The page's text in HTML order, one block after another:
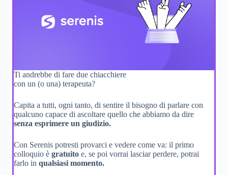
Ti andrebbe di fare due chiacchiere
con un (o una) terapeuta?
Capita a tutti, ogni tanto, di sentire il bisogno di parlare con
qualcuno capace di ascoltare quello che abbiamo da dire
senza esprimere un giudizio.
Con Serenis potresti provarci e vedere come va: il primo
colloquio è gratuito e, se poi vorrai lasciar perdere, potrai
farlo in qualsiasi momento.